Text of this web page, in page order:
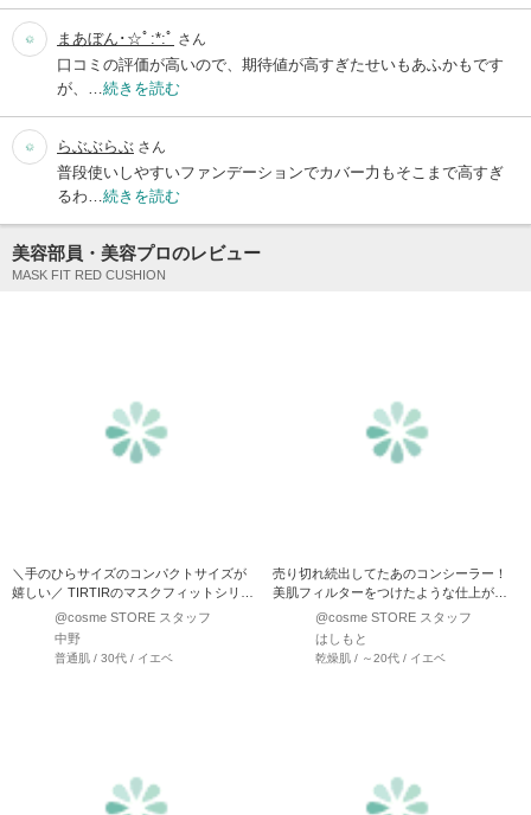
まあぼん･☆ﾟ:*:ﾟ さん
口コミの評価が高いので、期待値が高すぎたせいもあふかもです
が、… 続きを読む
らぶぶらぶ さん
普段使いしやすいファンデーションでカバー力もそこまで高すぎ
るわ… 続きを読む
美容部員・美容プロのレビュー
MASK FIT RED CUSHION
＼手のひらサイズのコンパクトサイズが
嬉しい／ TIRTIRのマスクフィットシリー
ズ3種から、コン…
@cosme STORE スタッフ
中野
普通肌 / 30代 / イエベ
売り切れ続出してたあのコンシーラー！
美肌フィルターをつけたような仕上がり
に！ スティックとリキ…
@cosme STORE スタッフ
はしもと
乾燥肌 / ～20代 / イエベ